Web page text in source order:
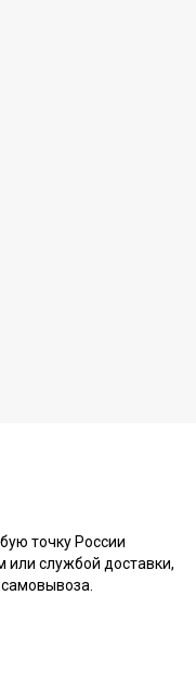
точку России
или службой доставки,